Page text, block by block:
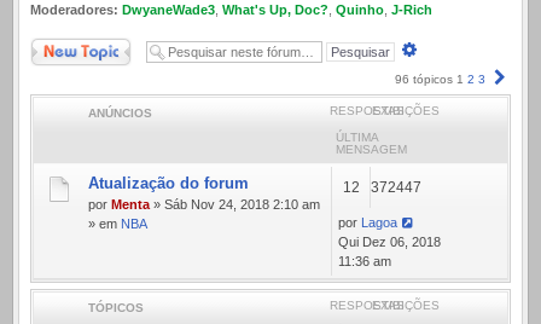
Moderadores: DwyaneWade3 What's Up, Doc? Quinho J-Rich
Novo Tópico
96 tópicos 1 2 3
ANÚNCIOS RESPOSTASEXIBIÇÕES
ÚLTIMA
MENSAGEM
Atualização do forum
por Menta » Sáb Nov 24, 2018 2:10 am
» em NBA
12 372447
por
Lagoa
Qui Dez 06, 2018
11:36 am
TÓPICOS RESPOSTASEXIBIÇÕES